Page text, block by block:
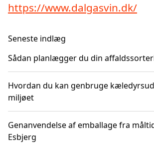
https://www.dalgasvin.dk/
Seneste indlæg
Sådan planlægger du din
Hvordan du kan genbruge
miljøet
Genanvendelse af emballage fra
Esbjerg